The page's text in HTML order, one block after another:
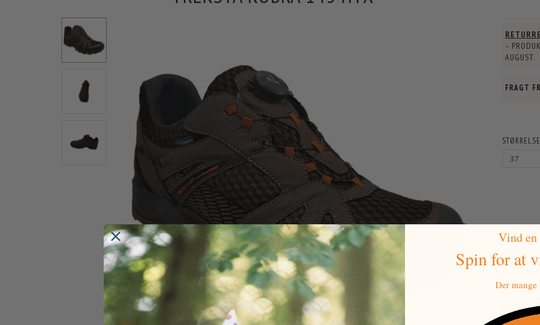
–
AUGUST.
FRAGT
Outdoor
100%
Mere
Vind
Spin for at
Der mange